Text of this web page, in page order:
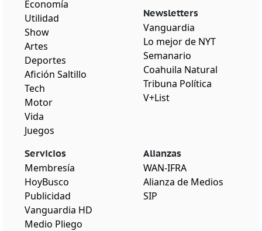
Economía
Utilidad
Show
Artes
Deportes
Afición Saltillo
Tech
Motor
Vida
Juegos
Newsletters
Vanguardia
Lo mejor de NYT
Semanario
Coahuila Natural
Tribuna Política
V+List
Servicios
Membresía
HoyBusco
Publicidad
Vanguardia HD
Medio Pliego
Alianzas
WAN-IFRA
Alianza de Medios
SIP